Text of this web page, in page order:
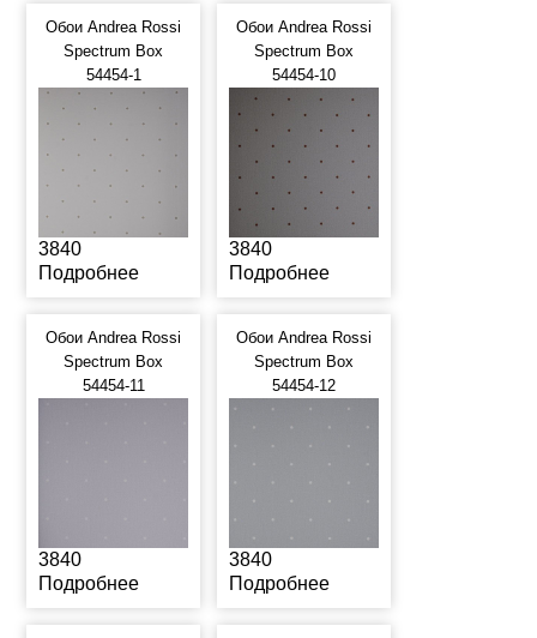
Обои Andrea Rossi
Spectrum Box
54454-1
3840
Подробнее
Обои Andrea Rossi
Spectrum Box
54454-10
3840
Подробнее
Обои Andrea Rossi
Spectrum Box
54454-11
3840
Подробнее
Обои Andrea Rossi
Spectrum Box
54454-12
3840
Подробнее